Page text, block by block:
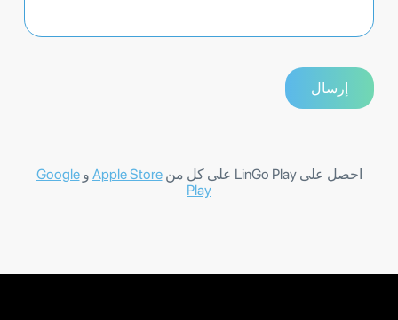
احصل على LinGo Play على كل من Apple Store وGoogle
Play